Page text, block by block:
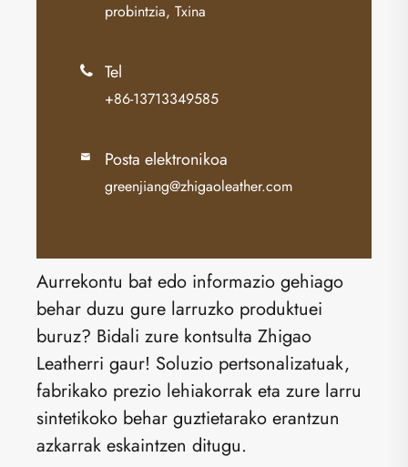
probintzia, Txina
 Tel
+86-13713349585
 Posta elektronikoa
greenjiang@zhigaoleather.com
Aurrekontu bat edo informazio gehiago
behar duzu gure larruzko produktuei
buruz? Bidali zure kontsulta Zhigao
Leatherri gaur! Soluzio pertsonalizatuak,
fabrikako prezio lehiakorrak eta zure larru
sintetikoko behar guztietarako erantzun
azkarrak eskaintzen ditugu.